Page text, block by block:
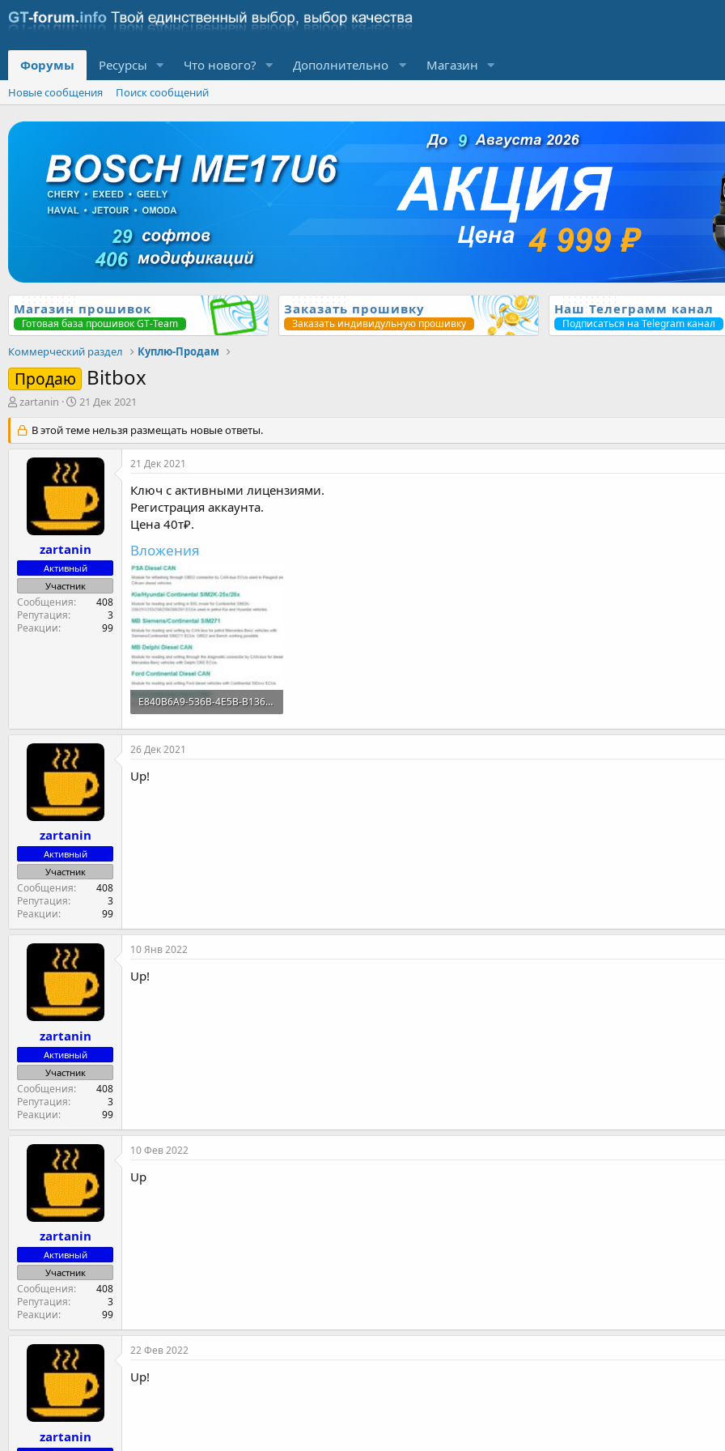
Форумы Ресурсы Что нового? Дополнительно Магазин
Новые сообщения Поиск сообщений
Магазин прошивок
Готовая база прошивок GT-Team
Заказать прошивку
Заказать индивидульную прошивку
Наш Телеграмм канал
Подписаться на Telegram канал
Коммерческий раздел Куплю-Продам
Продаю Bitbox
А
т
о
zartanin
Д
т
а
н
а
ч
а
л
а
21 Дек 2021
В этой теме нельзя размещать новые ответы.
zartanin
Активный
Участник
Сообщения
408
Репутация
3
Реакции
99
21 Дек 2021
Ключ с активными лицензиями.
Регистрация аккаунта.
Цена 40т₽.
Вложения
E840B6A9-536B-4E5B-B136-A788663F7E88.jpeg
70.3 KB · Просмотры: 418
zartanin
Активный
Участник
Сообщения
408
Репутация
3
Реакции
99
26 Дек 2021
Up!
zartanin
Активный
Участник
Сообщения
408
Репутация
3
Реакции
99
10 Янв 2022
Up!
zartanin
Активный
Участник
Сообщения
408
Репутация
3
Реакции
99
10 Фев 2022
Up
zartanin
22 Фев 2022
Up!